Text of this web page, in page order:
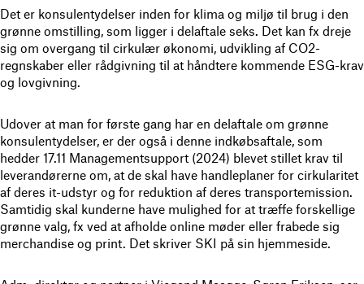
Det er konsulentydelser inden for klima og miljø til brug i den
grønne omstilling, som ligger i delaftale seks. Det kan fx dreje
sig om overgang til cirkulær økonomi, udvikling af CO2-
regnskaber eller rådgivning til at håndtere kommende ESG-krav
og lovgivning.
Udover at man for første gang har en delaftale om grønne
konsulentydelser, er der også i denne indkøbsaftale, som
hedder 17.11 Managementsupport (2024) blevet stillet krav til
leverandørerne om, at de skal have handleplaner for cirkularitet
af deres it-udstyr og for reduktion af deres transportemission.
Samtidig skal kunderne have mulighed for at træffe forskellige
grønne valg, fx ved at afholde online møder eller frabede sig
merchandise og print. Det skriver SKI på sin hjemmeside.